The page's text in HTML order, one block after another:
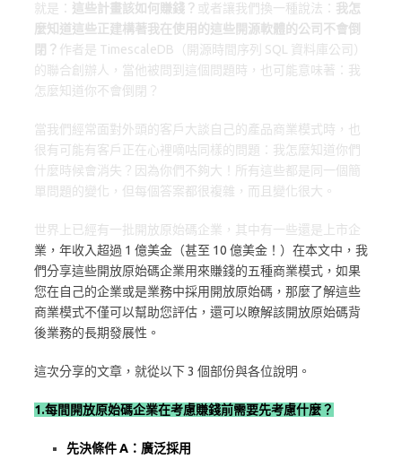
就是： 這些計畫該如何賺錢？ 或者讓我們換一種說法： 我怎
麼知道這些正建構著我在使用的這些開源軟體的公司不會倒
閉？ 作者是 TimescaleDB（開源時間序列 SQL 資料庫公司）
的聯合創辦人，當他被問到這個問題時，也可能意味著：我
怎麼知道你不會倒閉？
當我們經常面對外頭的客戶大談自己的產品商業模式時，也
很有可能有客戶正在心裡嘀咕同樣的問題：我怎麼知道你們
什麼時候會消失？因為你們不夠大！所有這些都是同一個簡
單問題的變化，但每個答案都很複雜，而且變化很大。
世界上已經有一批開放原始碼企業，其中有一些還是上市企
業，年收入超過 1 億美金（甚至 10 億美金！）在本文中，我
們分享這些開放原始碼企業用來賺錢的五種商業模式，如果
您在自己的企業或是業務中採用開放原始碼，那麼了解這些
商業模式不僅可以幫助您評估，還可以瞭解該開放原始碼背
後業務的長期發展性。
這次分享的文章，就從以下 3 個部份與各位說明。
1.每間開放原始碼企業在考慮賺錢前需要先考慮什麼？
先決條件 A：廣泛採用